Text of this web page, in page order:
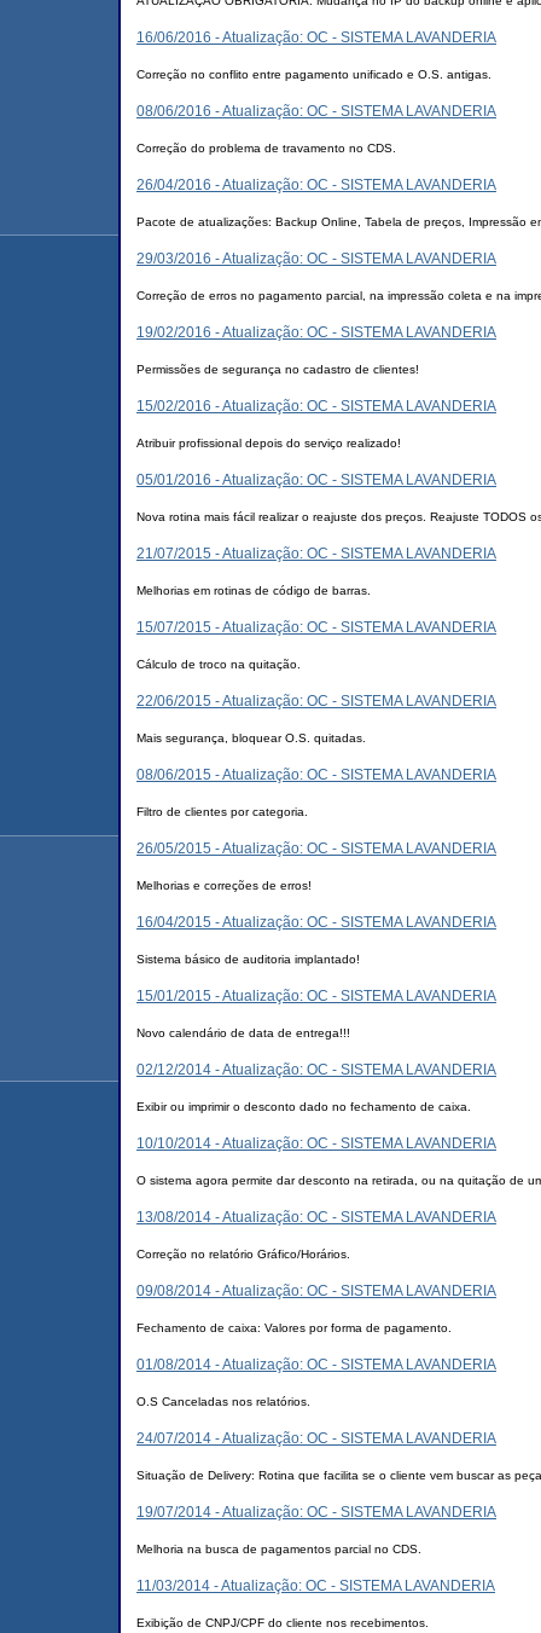
16/06/2016 - Atualização: OC - SISTEMA LAVANDERIA
Correção no conflito entre pagamento unificado e O.S. antigas.
08/06/2016 - Atualização: OC - SISTEMA LAVANDERIA
Correção do problema de travamento no CDS.
26/04/2016 - Atualização: OC - SISTEMA LAVANDERIA
Pacote de atualizações: Backup Online, Tabela de preços, Impressão
29/03/2016 - Atualização: OC - SISTEMA LAVANDERIA
Correção de erros no pagamento parcial, na impressão coleta e na
19/02/2016 - Atualização: OC - SISTEMA LAVANDERIA
Permissões de segurança no cadastro de clientes!
15/02/2016 - Atualização: OC - SISTEMA LAVANDERIA
Atribuir profissional depois do serviço realizado!
05/01/2016 - Atualização: OC - SISTEMA LAVANDERIA
Nova rotina mais fácil realizar o reajuste dos preços. Reajuste TODOS
21/07/2015 - Atualização: OC - SISTEMA LAVANDERIA
Melhorias em rotinas de código de barras.
15/07/2015 - Atualização: OC - SISTEMA LAVANDERIA
Cálculo de troco na quitação.
22/06/2015 - Atualização: OC - SISTEMA LAVANDERIA
Mais segurança, bloquear O.S. quitadas.
08/06/2015 - Atualização: OC - SISTEMA LAVANDERIA
Filtro de clientes por categoria.
26/05/2015 - Atualização: OC - SISTEMA LAVANDERIA
Melhorias e correções de erros!
16/04/2015 - Atualização: OC - SISTEMA LAVANDERIA
Sistema básico de auditoria implantado!
15/01/2015 - Atualização: OC - SISTEMA LAVANDERIA
Novo calendário de data de entrega!!!
02/12/2014 - Atualização: OC - SISTEMA LAVANDERIA
Exibir ou imprimir o desconto dado no fechamento de caixa.
10/10/2014 - Atualização: OC - SISTEMA LAVANDERIA
O sistema agora permite dar desconto na retirada, ou na quitação de
13/08/2014 - Atualização: OC - SISTEMA LAVANDERIA
Correção no relatório Gráfico/Horários.
09/08/2014 - Atualização: OC - SISTEMA LAVANDERIA
Fechamento de caixa: Valores por forma de pagamento.
01/08/2014 - Atualização: OC - SISTEMA LAVANDERIA
O.S Canceladas nos relatórios.
24/07/2014 - Atualização: OC - SISTEMA LAVANDERIA
Situação de Delivery: Rotina que facilita se o cliente vem buscar as
19/07/2014 - Atualização: OC - SISTEMA LAVANDERIA
Melhoria na busca de pagamentos parcial no CDS.
11/03/2014 - Atualização: OC - SISTEMA LAVANDERIA
Exibição de CNPJ/CPF do cliente nos recebimentos.